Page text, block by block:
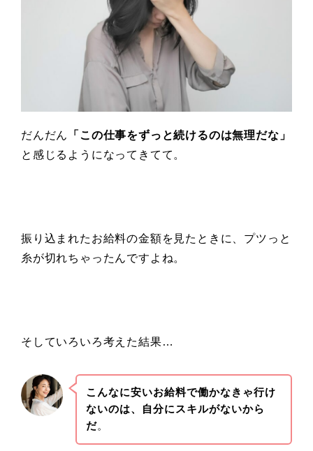
だんだん
「この仕事をずっと続けるのは無理だな」
と感じるようになってきてて。
振り込まれたお給料の金額を見たときに、プツっと
糸が切れちゃったんですよね。
そしていろいろ考えた結果…
こんなに安いお給料で働かなきゃ行け
ないのは、自分にスキルがないから
だ。